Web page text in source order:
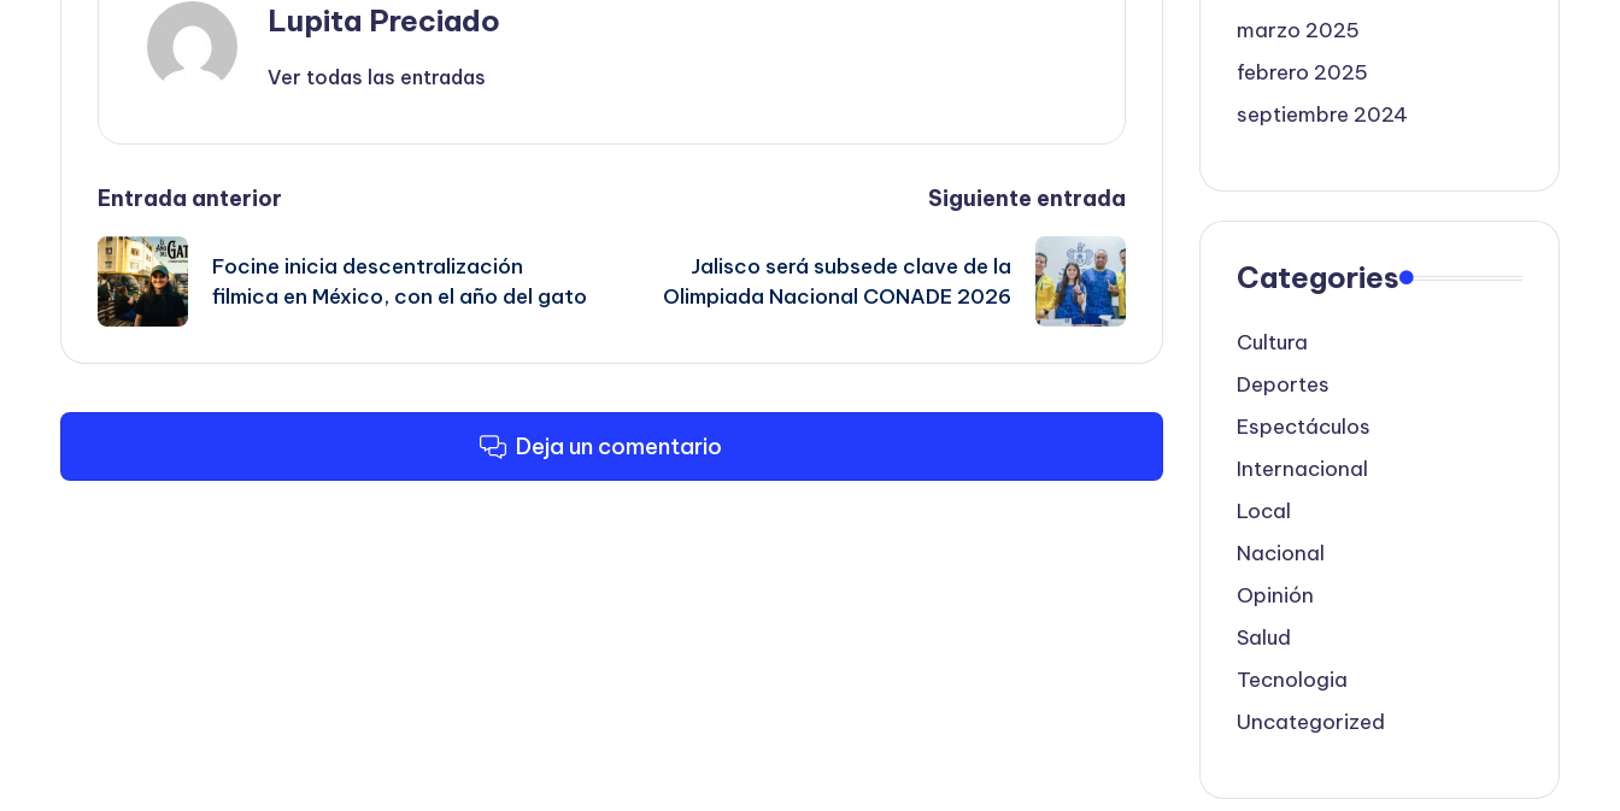
Lupita Preciado
Ver todas las entradas
Navegación
de
entradas
Entrada anterior
Focine inicia descentralización
filmica en México, con el año del gato
Siguiente entrada
Jalisco será subsede clave de la
Olimpiada Nacional CONADE 2026
Deja un comentario
marzo 2025
febrero 2025
septiembre 2024
Categories
Cultura
Deportes
Espectáculos
Internacional
Local
Nacional
Opinión
Salud
Tecnologia
Uncategorized